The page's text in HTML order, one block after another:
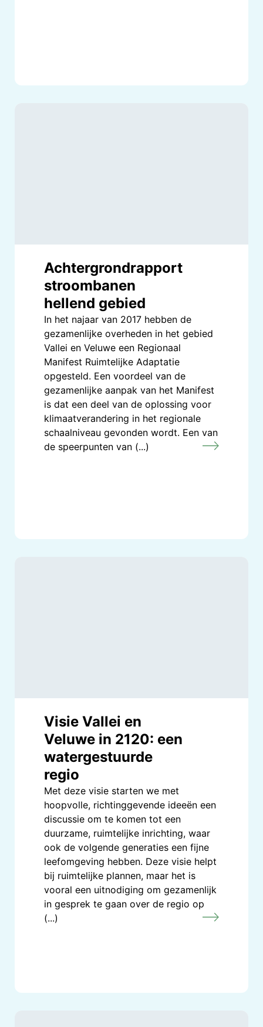
Achtergrondrapport
stroombanen
hellend gebied
In het najaar van 2017 hebben de
gezamenlijke overheden in het gebied
Vallei en Veluwe een Regionaal
Manifest Ruimtelijke Adaptatie
opgesteld. Een voordeel van de
gezamenlijke aanpak van het Manifest
is dat een deel van de oplossing voor
klimaatverandering in het regionale
schaalniveau gevonden wordt. Een van
de speerpunten van (...)
Visie Vallei en
Veluwe in 2120: een
watergestuurde
regio
Met deze visie starten we met
hoopvolle, richtinggevende ideeën een
discussie om te komen tot een
duurzame, ruimtelijke inrichting, waar
ook de volgende generaties een fijne
leefomgeving hebben. Deze visie helpt
bij ruimtelijke plannen, maar het is
vooral een uitnodiging om gezamenlijk
in gesprek te gaan over de regio op
(...)